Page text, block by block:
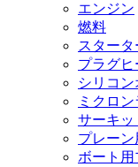
エンジン
燃料
スタータ
プラグヒ
シリコ
ミクロ
サーキッ
プレー
ボート